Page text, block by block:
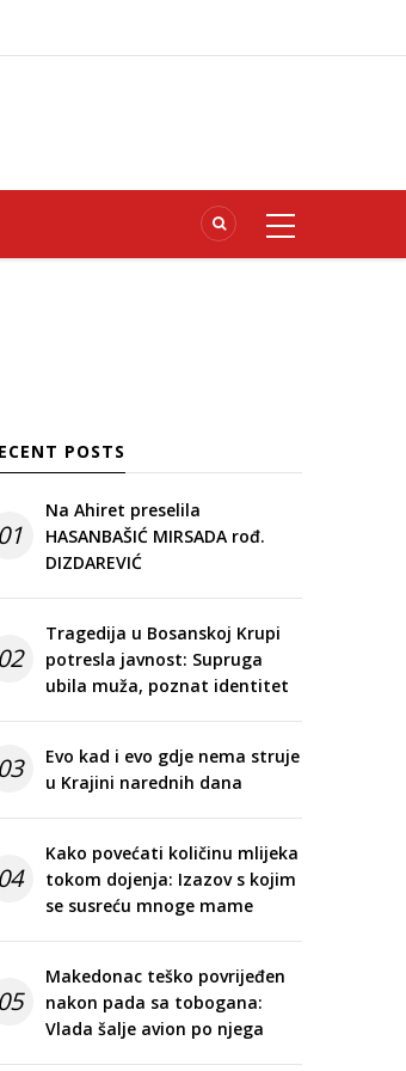
POSTS
01
Na Ahiret preselila
HASANBAŠIĆ MIRSADA rođ.
DIZDAREVIĆ
02
Tragedija u Bosanskoj Krupi
potresla javnost: Supruga
ubila muža, poznat identitet
03
Evo kad i evo gdje nema struje
u Krajini narednih dana
04
Kako povećati količinu mlijeka
tokom dojenja: Izazov s kojim
se susreću mnoge mame
05
Makedonac teško povrijeđen
nakon pada sa tobogana:
Vlada šalje avion po njega